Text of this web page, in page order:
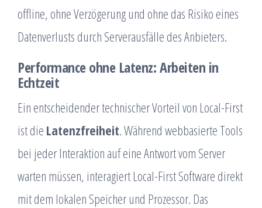
offline, ohne Verzögerung und ohne das Risiko eines
Datenverlusts durch Serverausfälle des Anbieters.
Performance ohne Latenz: Arbeiten in
Echtzeit
Ein entscheidender technischer Vorteil von Local-First
ist die Latenzfreiheit. Während webbasierte Tools
bei jeder Interaktion auf eine Antwort vom Server
warten müssen, interagiert Local-First Software direkt
mit dem lokalen Speicher und Prozessor. Das